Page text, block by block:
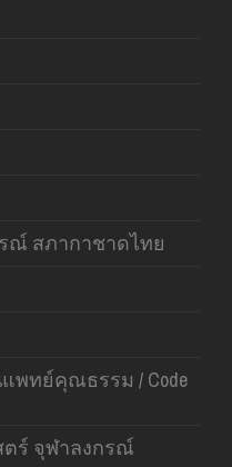
ณ์ สภากาชาดไทย
พทย์คุณธรรม / Code
ร์ จุฬาลงกรณ์